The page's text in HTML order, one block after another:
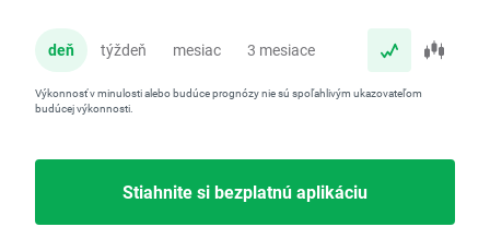
deň týždeň mesiac 3 mesiace
Výkonnosť v minulosti alebo budúce prognózy nie sú spoľahlivým ukazovateľom
budúcej výkonnosti.
Stiahnite si bezplatnú aplikáciu